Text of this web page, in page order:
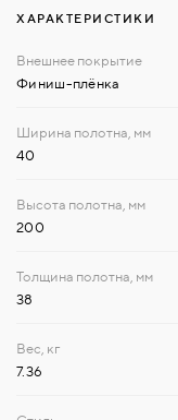
ХАРАКТЕРИСТИКИ
Финиш-плёнка
40
200
38
7.36